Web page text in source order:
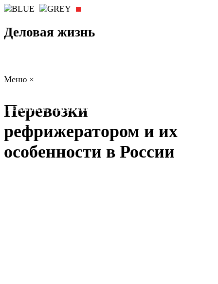
Деловая жизнь
Меню ×
РЕЙТИНГИ ЭКОНОМИКА
КОНСУЛЬТАНТЫ
Перевозки
рефрижератором и их
особенности в России